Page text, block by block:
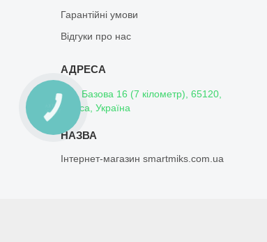
Гарантійні умови
Відгуки про нас
вул. Базова 16 (7 кілометр), 65120,
Одеса, Україна
Інтернет-магазин smartmiks.com.ua
КНОПКА
ЗВ'ЯЗКУ